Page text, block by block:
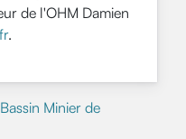
de l'OHM Damien
.
Minier de